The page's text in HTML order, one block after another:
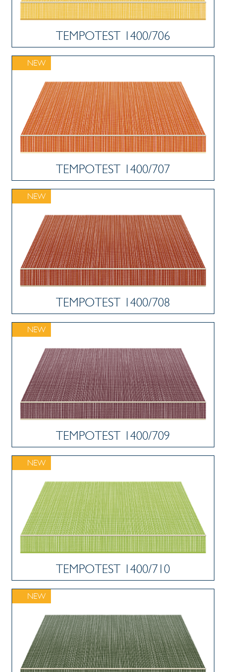
TEMPOTEST 1400/706
NEW
TEMPOTEST 1400/707
NEW
TEMPOTEST 1400/708
NEW
TEMPOTEST 1400/709
NEW
TEMPOTEST 1400/710
NEW